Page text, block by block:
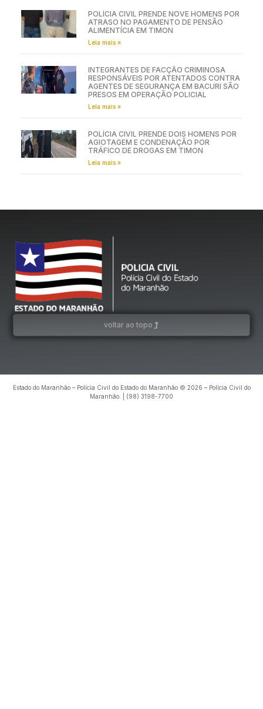
POLÍCIA CIVIL PRENDE NOVE HOMENS POR
ATRASO NO PAGAMENTO DE PENSÃO
ALIMENTÍCIA EM TIMON
Leia mais »
INTEGRANTES DE FACÇÃO CRIMINOSA
RESPONSÁVEIS POR ATENTADOS CONTRA
AGENTES DE SEGURANÇA EM BACURI SÃO
PRESOS EM OPERAÇÃO POLICIAL
Leia mais »
POLÍCIA CIVIL PRENDE DOIS HOMENS POR
AGIOTAGEM E CONDENAÇÃO POR
TRÁFICO DE DROGAS EM TIMON
Leia mais »
voltar ao topo
Estado do Maranhão – Polícia Civil do Estado do Maranhão © 2026 – Polícia Civil do
Maranhão. | (98) 3198-7700